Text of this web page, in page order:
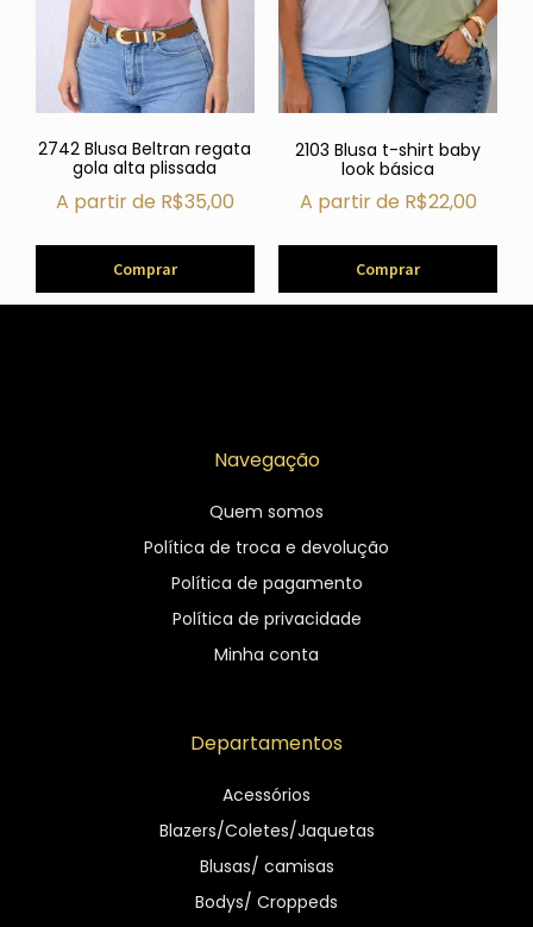
2742 Blusa Beltran regata
gola alta plissada
A partir de R$35,00
Comprar
2103 Blusa t-shirt baby
look básica
A partir de R$22,00
Comprar
Navegação
Quem somos
Política de troca e devolução
Política de pagamento
Política de privacidade
Minha conta
Departamentos
Acessórios
Blazers/Coletes/Jaquetas
Blusas/ camisas
Bodys/ Croppeds